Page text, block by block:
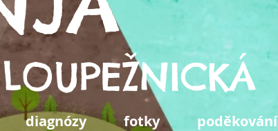
diagnózy fotky poděkování